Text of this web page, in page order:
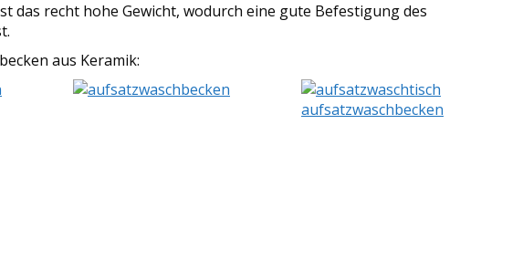
das recht hohe Gewicht, wodurch eine gute Befestigung des
aus Keramik: